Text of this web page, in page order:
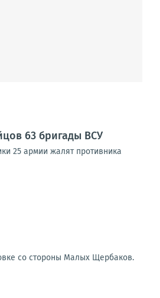
63 бригады ВСУ
25 армии жалят противника
со стороны Малых Щербаков.